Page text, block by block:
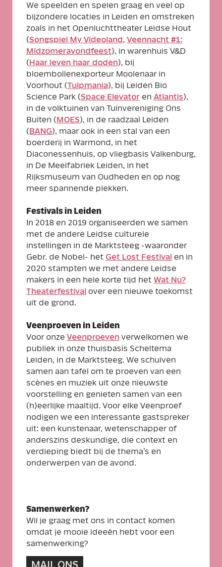
We speelden en spelen graag en veel op
bijzondere locaties in Leiden en omstreken
zoals in het Openluchttheater Leidse Hout
(Songspiel My Videoland, Veennacht #1:
Midzomeravondfeest), in warenhuis V&D
(Haar leven haar doden), bij
bloembollenexporteur Moolenaar in
Voorhout (Tulpmania), bij Leiden Bio
Science Park (Space Elevator en Atlantis),
in de volktuinen van Tuinvereniging Ons
Buiten (MOES), in de raadzaal Leiden
(BANG), maar ook in een stal van een
boerderij in Warmond, in het
Diaconessenhuis, op vliegbasis Valkenburg,
in De Meelfabriek Leiden, in het
Rijksmuseum van Oudheden en op nog
meer spannende plekken.
Festivals in Leiden
In 2018 en 2019 organiseerden we samen
met de andere Leidse culturele
instellingen in de Marktsteeg -waaronder
Gebr. de Nobel- het Get Lost Festival en in
2020 stampten we met andere Leidse
makers in een hele korte tijd het Wat Nu?
Theaterfestival over een nieuwe toekomst
uit de grond.
Veenproeven in Leiden
Voor onze Veenproeven verwelkomen we
publiek in onze thuisbasis Scheltema
Leiden, in de Marktsteeg. We schuiven
samen aan tafel om te proeven van een
scènes en muziek uit onze nieuwste
voorstelling en genieten samen van een
(h)eerlijke maaltijd. Voor elke Veenproef
nodigen we een interessante gastspreker
uit: een kunstenaar, wetenschapper of
anderszins deskundige, die context en
verdieping biedt bij de thema’s en
onderwerpen van de avond.
Samenwerken?
Wil je graag met ons in contact komen
omdat je mooie ideeën hebt voor een
samenwerking?